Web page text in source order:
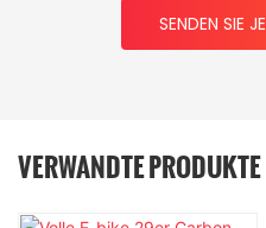
SENDEN SIE
VERWANDTE PRODUKTE